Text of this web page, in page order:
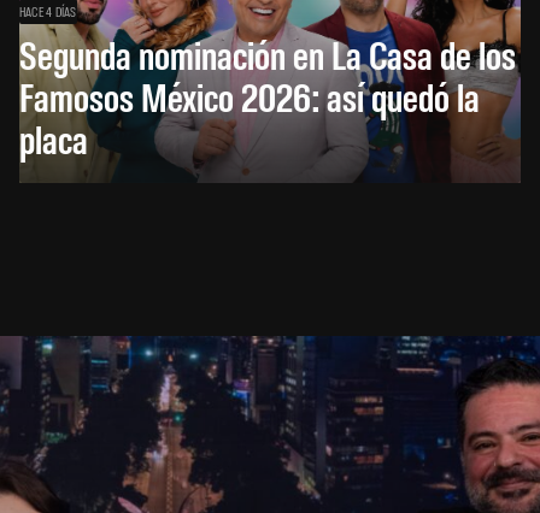
HACE 4 DÍAS
Segunda nominación en La Casa de los
Famosos México 2026: así quedó la
placa